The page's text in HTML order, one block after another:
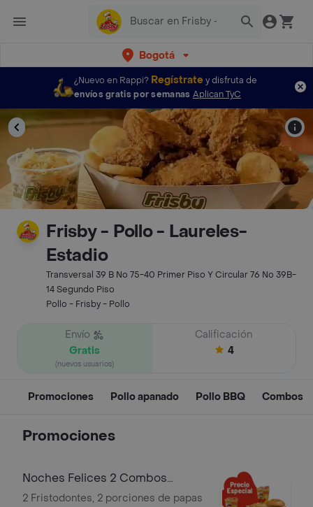
Bogotá
¿Nuevo en Rappi? Regístratey disfruta de
envíos gratis por semanas Aplican TyC
Frisby - Pollo - Laureles-
Estadio
Transversal 39 B No 75-40 Primer Piso Y Circular 76 No 39B-
14 Segundo Piso
Pollo - Frisby - Pollo
Envío
Gratis
(nuevos usuarios)
Calificación
4
Promociones Pollo apanado Pollo BBQ Combos
Promociones
Noches Felices 2 Combos
Fristodontes
2 Fristodontes, 2 porciones de papas